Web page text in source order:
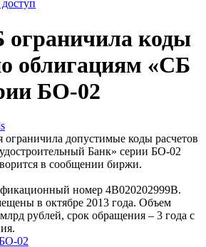
доступ
коды
БО-02
допустимые коды расчетов
Банк» серии БО-02
в сообщении биржи.
номер 4B020202999B.